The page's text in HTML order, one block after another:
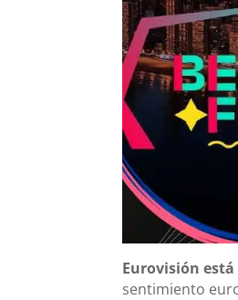
Eurovisión está
sentimiento